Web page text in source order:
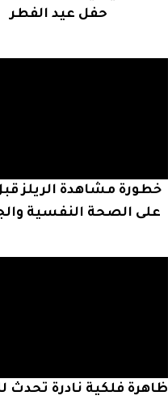
حفل عيد الفطر
خطورة مشاهدة الريلز
على الصحة النفسية
ظاهرة فلكية نادرة تحدث